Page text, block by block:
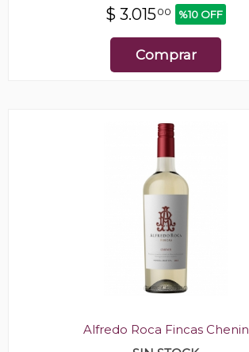
$ 3.01500 %10 OFF
Comprar
Alfredo Roca Fincas Chenin